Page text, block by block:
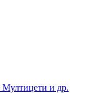
Мултицети и др.